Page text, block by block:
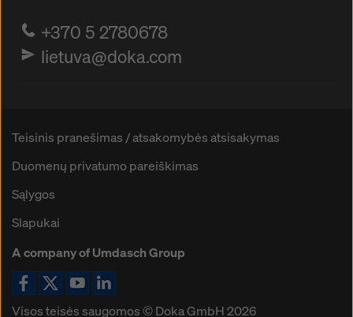
+370 5 2780678
lietuva@doka.com
Teisinis pranešimas / atsakomybės atsisakymas
Duomenų privatumo pareiškimas
Sąlygos
Slapukai
A company of Umdasch Group
Ikona Facebook
Ikona XIkona YouTube
Ikona LinkedIn
Visos teisės saugomos © Doka GmbH 2026